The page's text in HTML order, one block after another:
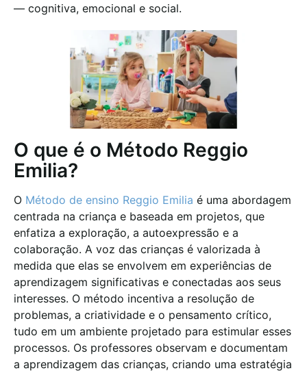
— cognitiva, emocional e social.
O que é o Método Reggio
Emilia?
O Método de ensino Reggio Emilia é uma abordagem
centrada na criança e baseada em projetos, que
enfatiza a exploração, a autoexpressão e a
colaboração. A voz das crianças é valorizada à
medida que elas se envolvem em experiências de
aprendizagem significativas e conectadas aos seus
interesses. O método incentiva a resolução de
problemas, a criatividade e o pensamento crítico,
tudo em um ambiente projetado para estimular esses
processos. Os professores observam e documentam
a aprendizagem das crianças, criando uma estratégia